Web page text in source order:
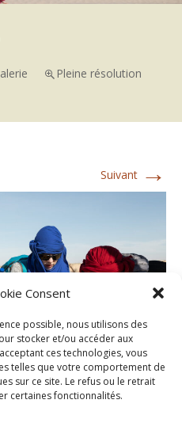
Consent
possible, nous utilisons des
stocker et/ou accéder aux
ces technologies, vous
telles que votre comportement de
sur ce site. Le refus ou le retrait
certaines fonctionnalités.
Pleine résolution
Suivant →